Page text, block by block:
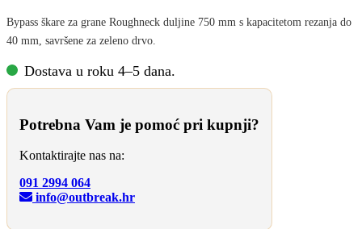
bila
je:
86.55
je:
51.93
€.
Bypass škare za grane Roughneck duljine 750 mm s kapacitetom rezanja do
40 mm, savršene za zeleno drvo.
Dostava u roku 4–5 dana.
Potrebna Vam je pomoć pri kupnji?
Kontaktirajte nas na:
091 2994 064
info@outbreak.hr